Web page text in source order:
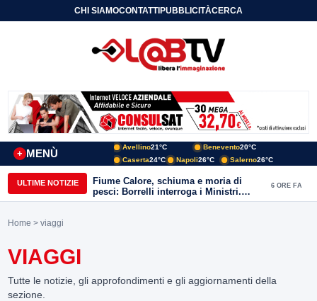
CHI SIAMOCONTATTIPUBBLICITÀCERCA
MENÙ
+
Avellino21°C Benevento20°C
Caserta24°C Napoli26°C Salerno26°C
ULTIME NOTIZIE
Fiume Calore, schiuma e moria di
pesci: Borrelli interroga i Ministri.
“Benevento paga l’assenza del
6 ORE FA
Home > viaggi
VIAGGI
Tutte le notizie, gli approfondimenti e gli aggiornamenti della
sezione.